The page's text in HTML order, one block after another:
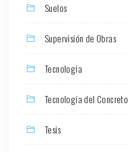
Suelos
Supervisión de Obras
Tecnología
Tecnología del Concreto
Tesis